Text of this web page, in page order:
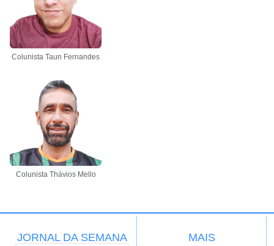
Colunista Taun Fernandes
Colunista Thávios Mello
JORNAL DA SEMANA MAIS